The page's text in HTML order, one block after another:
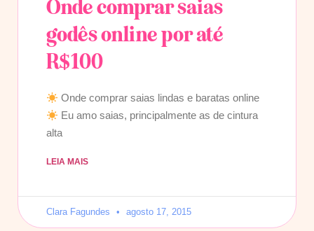
Onde comprar saias
godês online por até
R$100
Onde comprar saias lindas e baratas online
Eu amo saias, principalmente as de cintura
alta
LEIA MAIS
Clara Fagundes agosto 17, 2015